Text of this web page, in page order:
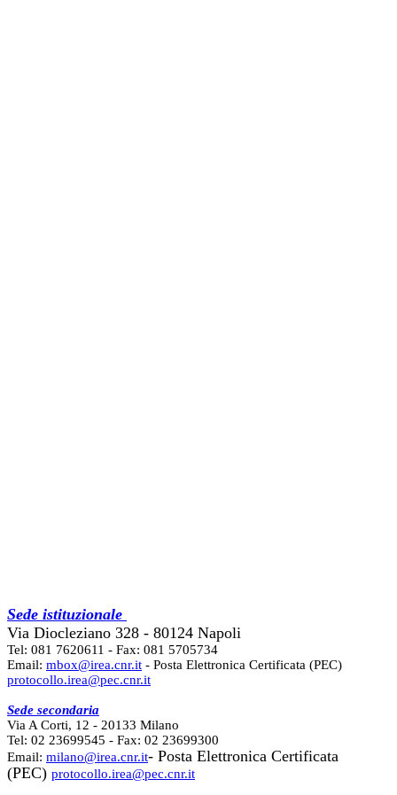
Sede istituzionale
Via Diocleziano 328 - 80124 Napoli
Tel: 081 7620611 - Fax: 081 5705734
Email: mbox@irea.cnr.it - Posta Elettronica Certificata (PEC)
protocollo.irea@pec.cnr.it
Sede secondaria
Via A Corti, 12 - 20133 Milano
Tel: 02 23699545 - Fax: 02 23699300
Email: milano@irea.cnr.it- Posta Elettronica Certificata
(PEC) protocollo.irea@pec.cnr.it